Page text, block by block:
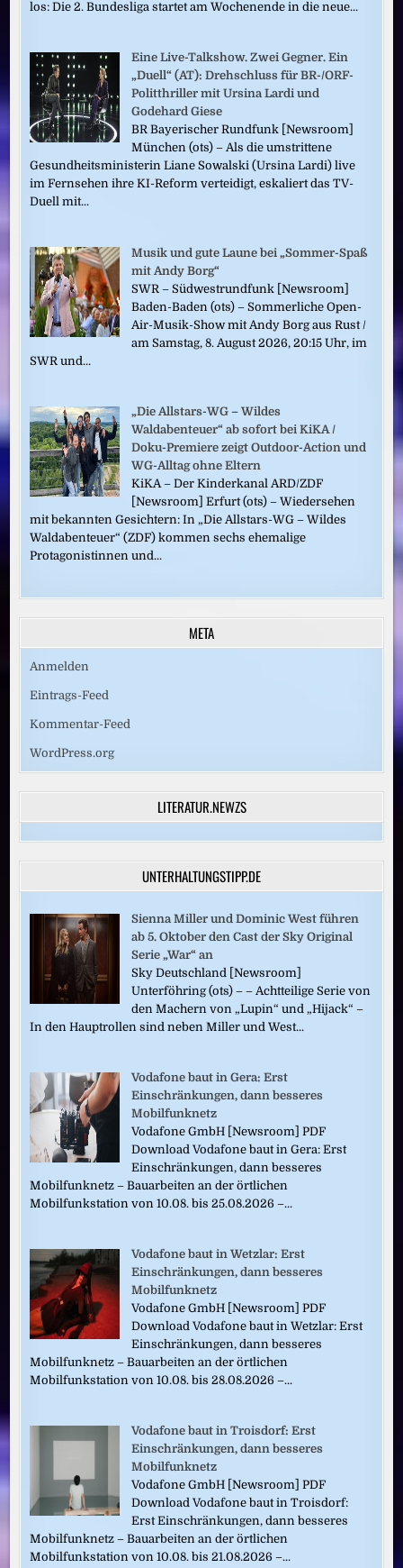
los: Die 2. Bundesliga startet am Wochenende in die neue...
Eine Live-Talkshow. Zwei Gegner. Ein
„Duell“ (AT): Drehschluss für BR-/ORF-
Politthriller mit Ursina Lardi und
Godehard Giese
BR Bayerischer Rundfunk [Newsroom]
München (ots) – Als die umstrittene
Gesundheitsministerin Liane Sowalski (Ursina Lardi) live
im Fernsehen ihre KI-Reform verteidigt, eskaliert das TV-
Duell mit...
Musik und gute Laune bei „Sommer-Spaß
mit Andy Borg“
SWR – Südwestrundfunk [Newsroom]
Baden-Baden (ots) – Sommerliche Open-
Air-Musik-Show mit Andy Borg aus Rust /
am Samstag, 8. August 2026, 20:15 Uhr, im
SWR und...
„Die Allstars-WG – Wildes
Waldabenteuer“ ab sofort bei KiKA /
Doku-Premiere zeigt Outdoor-Action und
WG-Alltag ohne Eltern
KiKA – Der Kinderkanal ARD/ZDF
[Newsroom] Erfurt (ots) – Wiedersehen
mit bekannten Gesichtern: In „Die Allstars-WG – Wildes
Waldabenteuer“ (ZDF) kommen sechs ehemalige
Protagonistinnen und...
META
Anmelden
Eintrags-Feed
Kommentar-Feed
WordPress.org
LITERATUR.NEWZS
UNTERHALTUNGSTIPP.DE
Sienna Miller und Dominic West führen
ab 5. Oktober den Cast der Sky Original
Serie „War“ an
Sky Deutschland [Newsroom]
Unterföhring (ots) – – Achtteilige Serie von
den Machern von „Lupin“ und „Hijack“ –
In den Hauptrollen sind neben Miller und West...
Vodafone baut in Gera: Erst
Einschränkungen, dann besseres
Mobilfunknetz
Vodafone GmbH [Newsroom] PDF
Download Vodafone baut in Gera: Erst
Einschränkungen, dann besseres
Mobilfunknetz – Bauarbeiten an der örtlichen
Mobilfunkstation von 10.08. bis 25.08.2026 –...
Vodafone baut in Wetzlar: Erst
Einschränkungen, dann besseres
Mobilfunknetz
Vodafone GmbH [Newsroom] PDF
Download Vodafone baut in Wetzlar: Erst
Einschränkungen, dann besseres
Mobilfunknetz – Bauarbeiten an der örtlichen
Mobilfunkstation von 10.08. bis 28.08.2026 –...
Vodafone baut in Troisdorf: Erst
Einschränkungen, dann besseres
Mobilfunknetz
Vodafone GmbH [Newsroom] PDF
Download Vodafone baut in Troisdorf:
Erst Einschränkungen, dann besseres
Mobilfunknetz – Bauarbeiten an der örtlichen
Mobilfunkstation von 10.08. bis 21.08.2026 –...